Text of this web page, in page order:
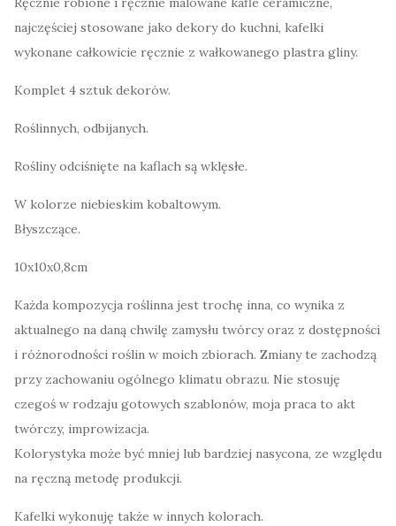
najczęściej stosowane jako dekory do kuchni, kafelki
wykonane całkowicie ręcznie z wałkowanego plastra gliny.
Komplet 4 sztuk dekorów.
Roślinnych, odbijanych.
Rośliny odciśnięte na kaflach są wklęsłe.
W kolorze niebieskim kobaltowym.
Błyszczące.
10x10x0,8cm
Każda kompozycja roślinna jest trochę inna, co wynika z
aktualnego na daną chwilę zamysłu twórcy oraz z dostępności
i różnorodności roślin w moich zbiorach. Zmiany te zachodzą
przy zachowaniu ogólnego klimatu obrazu. Nie stosuję
czegoś w rodzaju gotowych szablonów, moja praca to akt
twórczy, improwizacja.
Kolorystyka może być mniej lub bardziej nasycona, ze względu
na ręczną metodę produkcji.
Kafelki wykonuję także w innych kolorach.